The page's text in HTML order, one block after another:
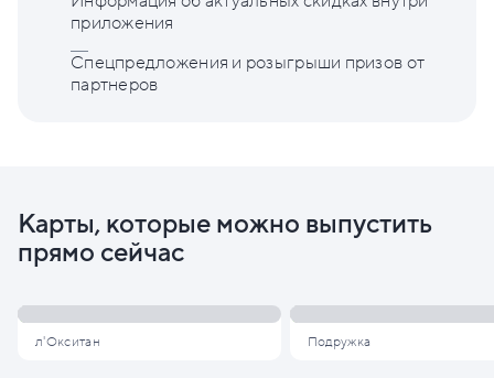
приложения
Спецпредложения и розыгрыши призов от
партнеров
Карты, которые можно выпустить
прямо сейчас
л'Окситан Подружка